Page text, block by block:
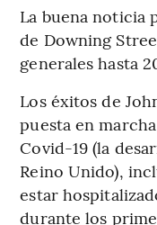
La buena noticia
de Downing
generales hasta
Los éxitos de
puesta en
Covid-19 (la
Reino Unido),
estar
durante los